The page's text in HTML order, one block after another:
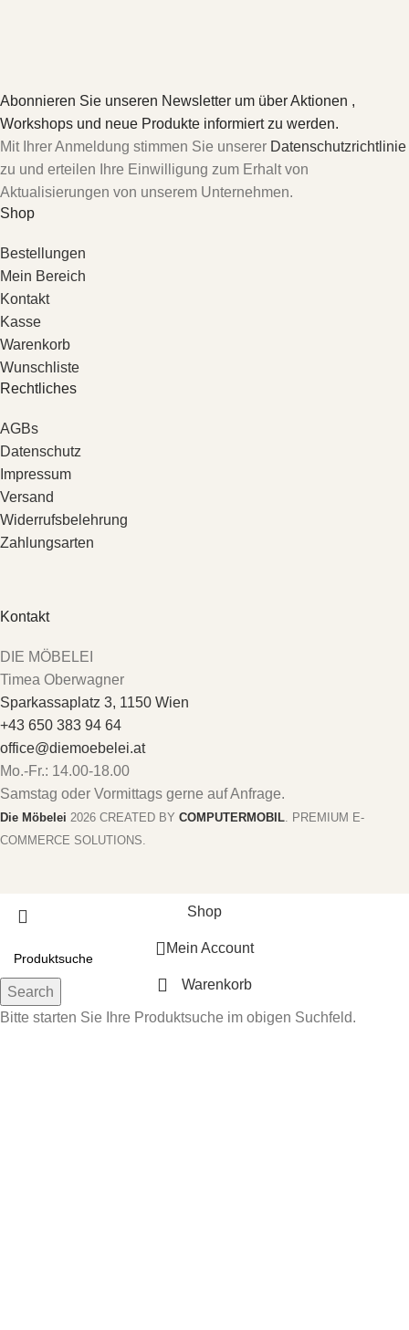
Abonnieren Sie unseren Newsletter um über Aktionen ,
Workshops und neue Produkte informiert zu werden.
Mit Ihrer Anmeldung stimmen Sie unserer Datenschutzrichtlinie
zu und erteilen Ihre Einwilligung zum Erhalt von
Aktualisierungen von unserem Unternehmen.
Shop
Bestellungen
Mein Bereich
Kontakt
Kasse
Warenkorb
Wunschliste
Rechtliches
AGBs
Datenschutz
Impressum
Versand
Widerrufsbelehrung
Zahlungsarten
Kontakt
DIE MÖBELEI
Timea Oberwagner
Sparkassaplatz 3, 1150 Wien
+43 650 383 94 64
office@diemoebelei.at
Mo.-Fr.: 14.00-18.00
Samstag oder Vormittags gerne auf Anfrage.
Die Möbelei 2026 CREATED BY COMPUTERMOBIL. PREMIUM E-
COMMERCE SOLUTIONS.
Search
Bitte starten Sie Ihre Produktsuche im obigen Suchfeld.
Shop
Mein Account
Warenkorb